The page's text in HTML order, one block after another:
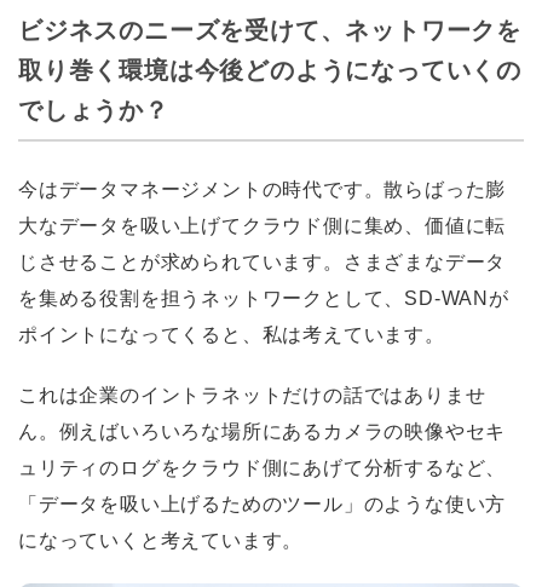
ビジネスのニーズを受けて、ネットワークを
取り巻く環境は今後どのようになっていくの
でしょうか？
今はデータマネージメントの時代です。散らばった膨
大なデータを吸い上げてクラウド側に集め、価値に転
じさせることが求められています。さまざまなデータ
を集める役割を担うネットワークとして、SD-WANが
ポイントになってくると、私は考えています。
これは企業のイントラネットだけの話ではありませ
ん。例えばいろいろな場所にあるカメラの映像やセキ
ュリティのログをクラウド側にあげて分析するなど、
「データを吸い上げるためのツール」のような使い方
になっていくと考えています。